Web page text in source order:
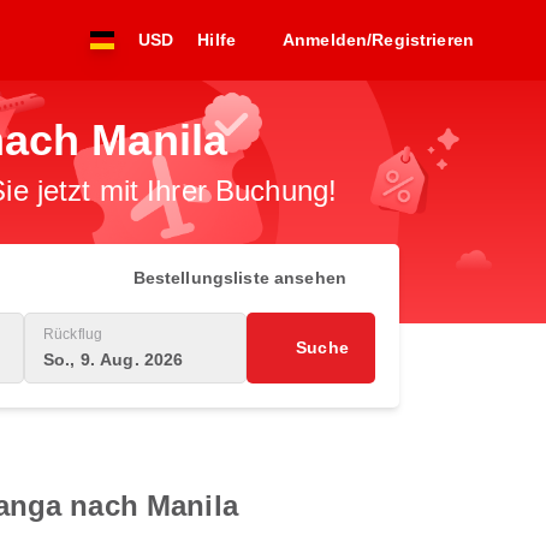
USD Hilfe Anmelden/Registrieren
Manila
jetzt mit Ihrer Buchung!
Bestellungsliste ansehen
Rückflug
So., 9. Aug. 2026
Suche
nach Manila